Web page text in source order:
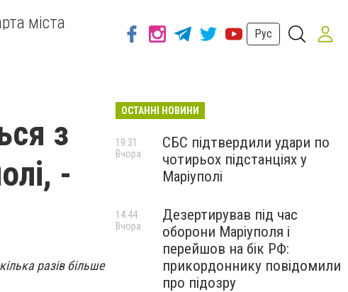
міста
Рус
з
-
разів більше
ОСТАННІ НОВИНИ
СБС підтвердили удари по
чотирьох підстанціях у
Маріуполі
19:31
Вчора
Дезертирував під час
оборони Маріуполя і
перейшов на бік РФ:
прикордоннику повідомили
про підозру
14:44
Вчора